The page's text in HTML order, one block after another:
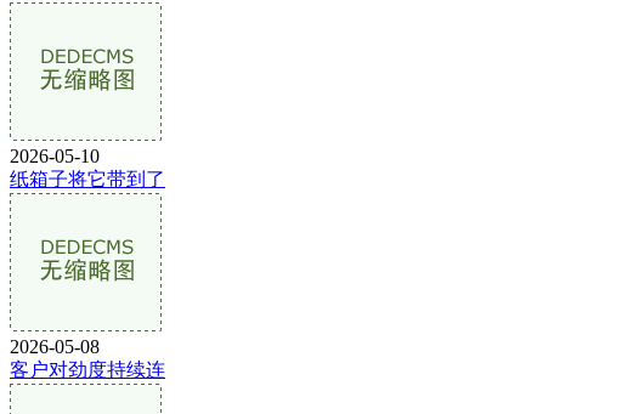
2026-05-10
纸箱子将它带到了
2026-05-08
客户对劲度持续连